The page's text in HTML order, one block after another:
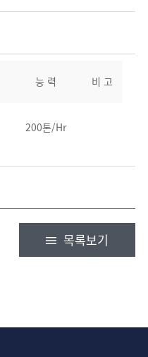
능 력 비 고
200톤/Hr
목록보기